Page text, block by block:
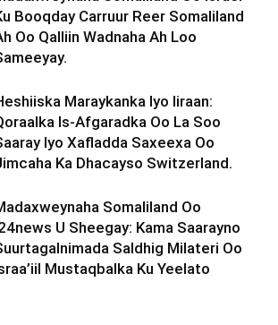
Booqday Carruur Reer Somaliland
Oo Qalliin Wadnaha Ah Loo
Maraykanka Iyo Iiraan:
Is-Afgaradka Oo La Soo
Iyo Xafladda Saxeexa Oo
Ka Dhacayso Switzerland.
Somaliland Oo
U Sheegay: Kama Saarayno
Saldhig Milateri Oo
Mustaqbalka Ku Yeelato